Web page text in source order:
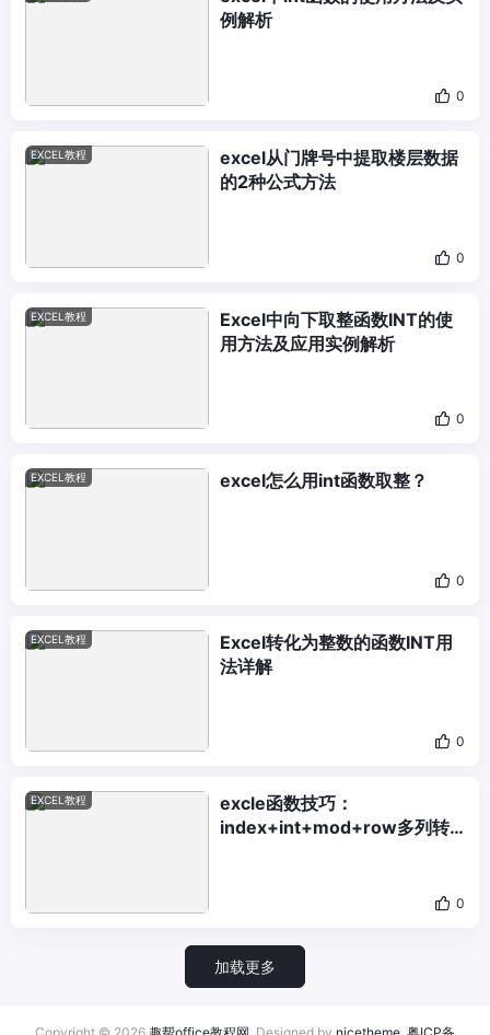
例解析
0
EXCEL教程
excel从门牌号中提取楼层数据
的2种公式方法
0
EXCEL教程
Excel中向下取整函数INT的使
用方法及应用实例解析
0
EXCEL教程 excel怎么用int函数取整？
0
EXCEL教程
Excel转化为整数的函数INT用
法详解
0
EXCEL教程
excle函数技巧：
index+int+mod+row多列转
0
加载更多